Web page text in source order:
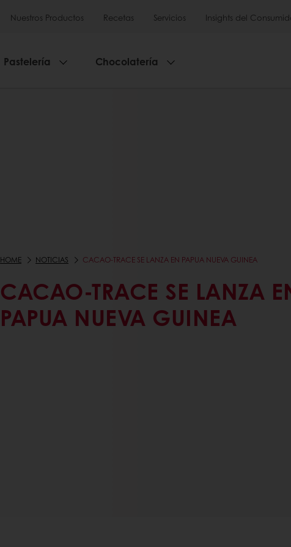
Nuestros Productos Recetas Servicios Insights del
Pastelería Chocolatería
HOME NOTICIAS CACAO-TRACE SE LANZA EN PAPUA NUEVA GUINEA
CACAO-TRACE SE LANZA
PAPUA NUEVA GUINEA